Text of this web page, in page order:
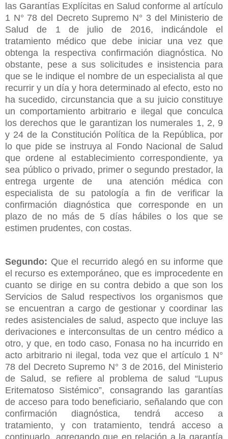
las Garantías Explícitas en Salud conforme al artículo
1 N° 78 del Decreto Supremo N° 3 del Ministerio de
Salud de 1 de julio de 2016, indicándole el
tratamiento médico que debe iniciar una vez que
obtenga la respectiva confirmación diagnóstica. No
obstante, pese a sus solicitudes e insistencia para
que se le indique el nombre de un especialista al que
recurrir y un día y hora determinado al efecto, esto no
ha sucedido, circunstancia que a su juicio constituye
un comportamiento arbitrario e ilegal que conculca
los derechos que le garantizan los numerales 1, 2, 9
y 24 de la Constitución Política de la República, por
lo que pide se instruya al Fondo Nacional de Salud
que ordene al establecimiento correspondiente, ya
sea público o privado, primer o segundo prestador, la
entrega urgente de una atención médica con
especialista de su patología a fin de verificar la
confirmación diagnóstica que corresponde en un
plazo de no más de 5 días hábiles o los que se
estimen prudentes, con costas.
Segundo: Que el recurrido alegó en su informe que
el recurso es extemporáneo, que es improcedente en
cuanto se dirige en su contra debido a que son los
Servicios de Salud respectivos los organismos que
se encuentran a cargo de gestionar y coordinar las
redes asistenciales de salud, aspecto que incluye las
derivaciones e interconsultas de un centro médico a
otro, y que, en todo caso, Fonasa no ha incurrido en
acto arbitrario ni ilegal, toda vez que el artículo 1 N°
78 del Decreto Supremo N° 3 de 2016, del Ministerio
de Salud, se refiere al problema de salud “Lupus
Eritematoso Sistémico”, consagrando las garantías
de acceso para todo beneficiario, señalando que con
confirmación diagnóstica, tendrá acceso a
tratamiento, y con tratamiento, tendrá acceso a
continuarlo, agregando que en relación a la garantía